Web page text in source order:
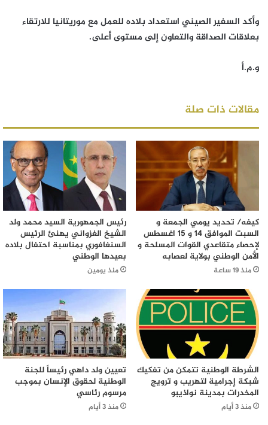
وأكد السفير الصيني استعداد بلاده للعمل مع موريتانيا للارتقاء
بعلاقات الصداقة والتعاون إلى مستوى أعلى.
و.م.أ
مقالات ذات صلة
كيفه/ تحديد يومي الجمعة و
السبت الموافق 14 و 15 اغسطس
لإحصاء متقاعدي القوات المسلحة و
الأمن الوطني بولاية لعصابه
منذ 19 ساعة
رئيس الجمهورية السيد محمد ولد
الشيخ الغزواني يهنئ الرئيس
السنغافوري بمناسبة احتفال بلاده
بعيدها الوطني
منذ يومين
الشرطة الوطنية تتمكن من تفكيك
شبكة إجرامية لتهريب و ترويج
المخدرات بمدينة نواذيبو
منذ 3 أيام
تعيين ولد داهي رئيساً للجنة
الوطنية لحقوق الإنسان بموجب
مرسوم رئاسي
منذ 3 أيام